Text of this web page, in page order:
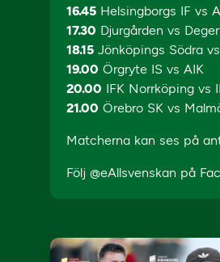
16.45 Helsingborgs IF vs
17.30 Djurgården vs
18.15 Jönköpings Södra
19.00 Örgryte IS vs AIK
20.00 IFK Norrköping vs
21.00 Örebro SK vs
Matcherna kan ses på
Följ @eAllsvenskan på